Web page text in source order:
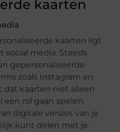
kaarten
kaarten ligt
social media. Steeds
gepersonaliseerde
zoals Instagram en
dat kaarten niet alleen
een rol gaan spelen.
digitale versies van je
kunt delen met je